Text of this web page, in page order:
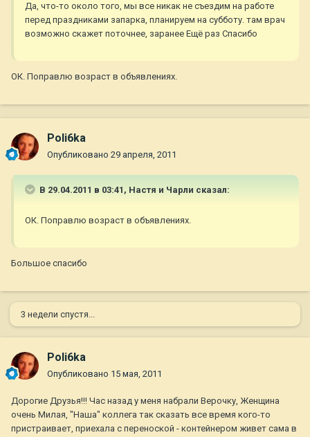
Да, что-то около того, мы все никак не съездим на работе
перед праздниками запарка, планируем на субботу. там врач
возможно скажет поточнее, заранее Ещё раз Спасибо
ОК. Поправлю возраст в объявлениях.
Poli6ka
Опубликовано 29 апреля, 2011
В 29.04.2011 в 03:41, Настя и Чарли сказал:
ОК. Поправлю возраст в объявлениях.
Большое спасибо
3 недели спустя...
Poli6ka
Опубликовано 15 мая, 2011
Дорогие Друзья!!! Час назад у меня набрали Верочку, Женщина
очень Милая, "Наша" коллега так сказать все время кого-то
пристраивает, приехала с переноской - контейнером живет сама в